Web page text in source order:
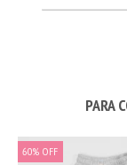
PARA
60% OFF